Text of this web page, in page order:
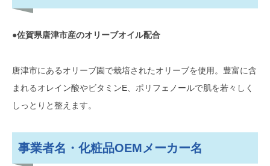
●佐賀県唐津市産のオリーブオイル配合
唐津市にあるオリーブ園で栽培されたオリーブを使用。豊富に含
まれるオレイン酸やビタミンE、ポリフェノールで肌を若々しく
しっとりと整えます。
事業者名・化粧品OEMメーカー名